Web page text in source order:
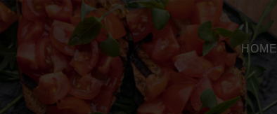
HOME